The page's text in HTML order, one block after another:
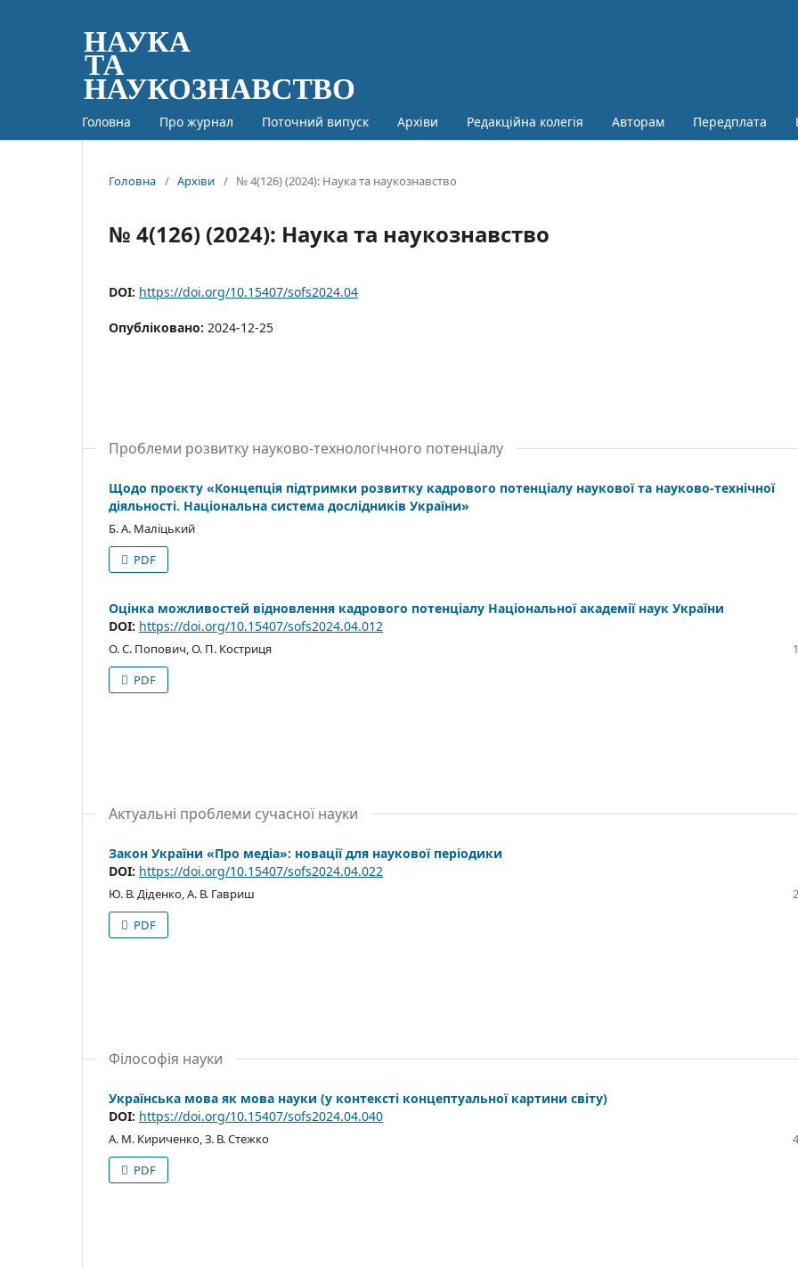
Головна Про журнал Поточний випуск Архіви Редакційна колегія Авторам Передплата
Головна / Архіви / № 4(126) (2024): Наука та наукознавство
№ 4(126) (2024): Наука та наукознавство
DOI: https://doi.org/10.15407/sofs2024.04
Опубліковано: 2024-12-25
Проблеми розвитку науково-технологічного потенціалу
Щодо проєкту «Концепція підтримки розвитку кадрового потенціалу наукової та науково-технічної
діяльності. Національна система дослідників України»
Б. А. Маліцький
PDF
Оцінка можливостей відновлення кадрового потенціалу Національної академії наук України
DOI: https://doi.org/10.15407/sofs2024.04.012
О. С. Попович, О. П. Костриця
PDF
Актуальні проблеми сучасної науки
Закон України «Про медіа»: новації для наукової періодики
DOI: https://doi.org/10.15407/sofs2024.04.022
Ю. В. Діденко, А. В. Гавриш
PDF
Філософія науки
Українська мова як мова науки (у контексті концептуальної картини світу)
DOI: https://doi.org/10.15407/sofs2024.04.040
А. М. Кириченко, З. В. Стежко
PDF